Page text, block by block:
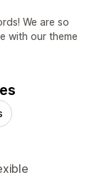
We are so
with our theme